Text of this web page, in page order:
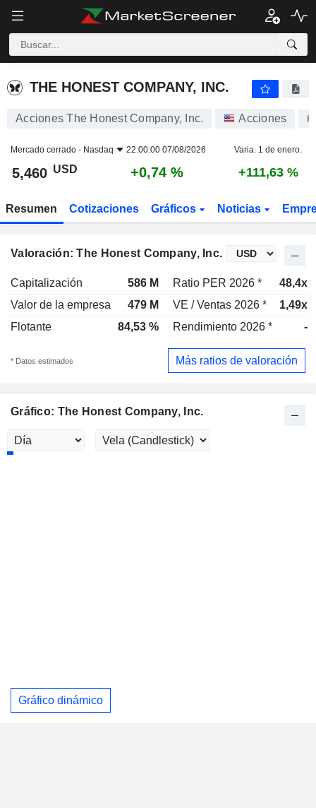
THE HONEST COMPANY, INC.
THE HONEST COMPANY, INC.
Acciones The Honest Company, Inc. Acciones
Mercado cerrado - Nasdaq 22:00:00 07/08/2026 Varia. 1 de enero.
5,460 USD +0,74 % +111,63 %
Resumen Cotizaciones Gráficos Noticias
Valoración: The Honest Company, Inc.
Capitalización 586 M Ratio PER 2026 *
48,4x
Valor de la empresa
479 M VE / Ventas 2026 *
1,49x
Flotante
84,53 % Rendimiento 2026 * -
* Datos estimados Más ratios de valoración
Gráfico: The Honest Company, Inc.
Gráfico dinámico